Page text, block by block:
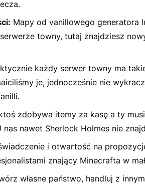
Mapy od vanillowego generatora
towny, tutaj znajdziesz
każdy serwer towny ma
je, jednocześnie nie
zdobywa itemy za kasę a ty
nawet Sherlock Holmes nie
i otwartość na
znający Minecrafta w
własne państwo, handluj z